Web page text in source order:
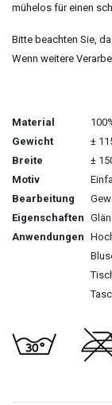
mühelos für einen
Bitte beachten Sie,
Wenn weitere
Material
Gewicht
±
Breite
±
Motiv
Bearbeitung
Eigenschaften
Anwendungen